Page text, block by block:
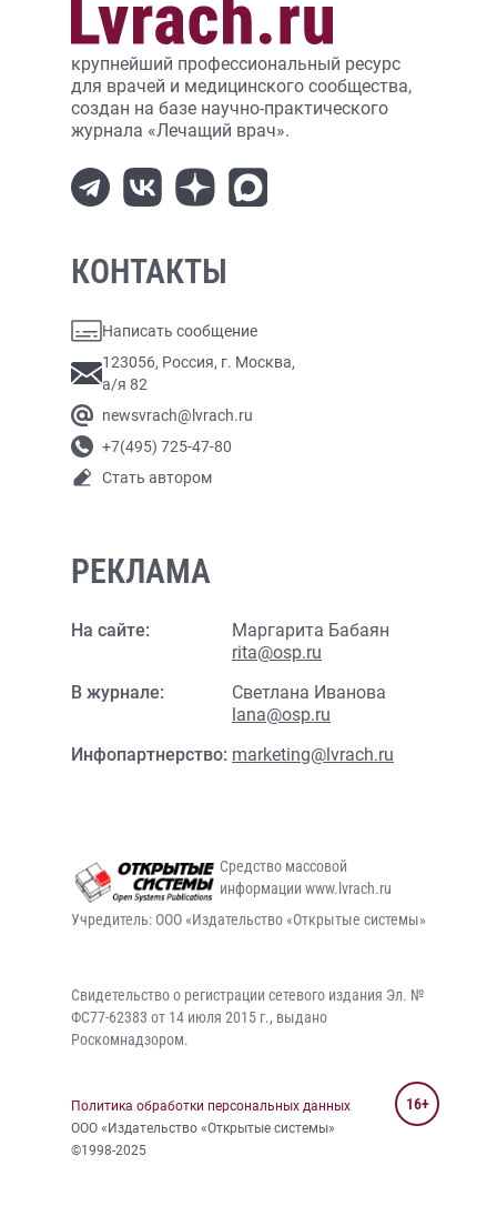
крупнейший профессиональный ресурс
для врачей и медицинского сообщества,
создан на базе научно-практического
журнала «Лечащий врач».
КОНТАКТЫ
Написать сообщение
123056, Россия, г. Москва,
а/я 82
newsvrach@lvrach.ru
+7(495) 725-47-80
Стать автором
РЕКЛАМА
На сайте:
Маргарита Бабаян
rita@osp.ru
В журнале:
Светлана Иванова
lana@osp.ru
Инфопартнерство: marketing@lvrach.ru
Средство массовой
информации www.lvrach.ru
Учредитель: ООО «Издательство «Открытые системы»
Свидетельство о регистрации сетевого издания Эл. №
ФС77-62383 от 14 июля 2015 г., выдано
Роскомнадзором.
Политика обработки персональных данных
ООО «Издательство «Открытые системы»
©1998-2025
16+